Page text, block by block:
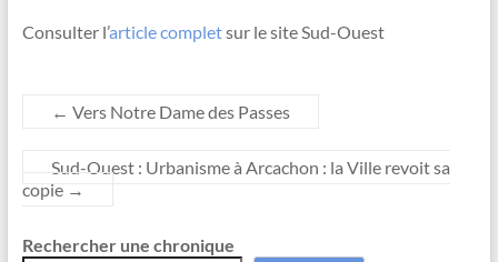
Consulter l’article completsur le site Sud-Ouest
← Vers Notre Dame des Passes
Sud-Ouest : Urbanisme à Arcachon : la Ville revoit sa
copie →
Rechercher une chronique